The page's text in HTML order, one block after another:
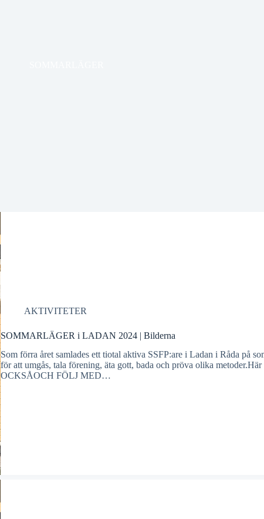
AKTIVITETER
SOMMARLÄGER i LADAN 2024 | Bilderna
Som förra året samlades ett tiotal aktiva SSFP:are i Ladan i Råda på
för att umgås, tala förening, äta gott, bada och pröva olika
OCKSÅOCH FÖLJ MED…